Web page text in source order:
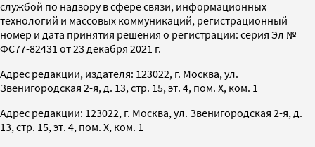
службой по надзору в сфере связи, информационных
технологий и массовых коммуникаций, регистрационный
номер и дата принятия решения о регистрации: серия Эл №
ФС77-82431 от 23 декабря 2021 г.
Адрес редакции, издателя: 123022, г. Москва, ул.
Звенигородская 2-я, д. 13, стр. 15, эт. 4, пом. X, ком. 1
Адрес редакции: 123022, г. Москва, ул. Звенигородская 2-я, д.
13, стр. 15, эт. 4, пом. X, ком. 1